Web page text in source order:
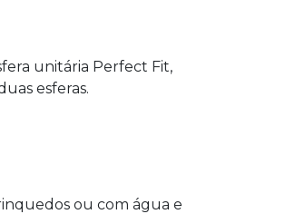
unitária Perfect Fit,
esferas.
ou com água e